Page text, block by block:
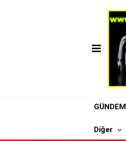
GÜNDEM
Diğer